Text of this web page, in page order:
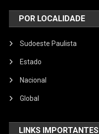
POR LOCALIDADE
Sudoeste Paulista
Estado
Nacional
Global
LINKS IMPORTANTES